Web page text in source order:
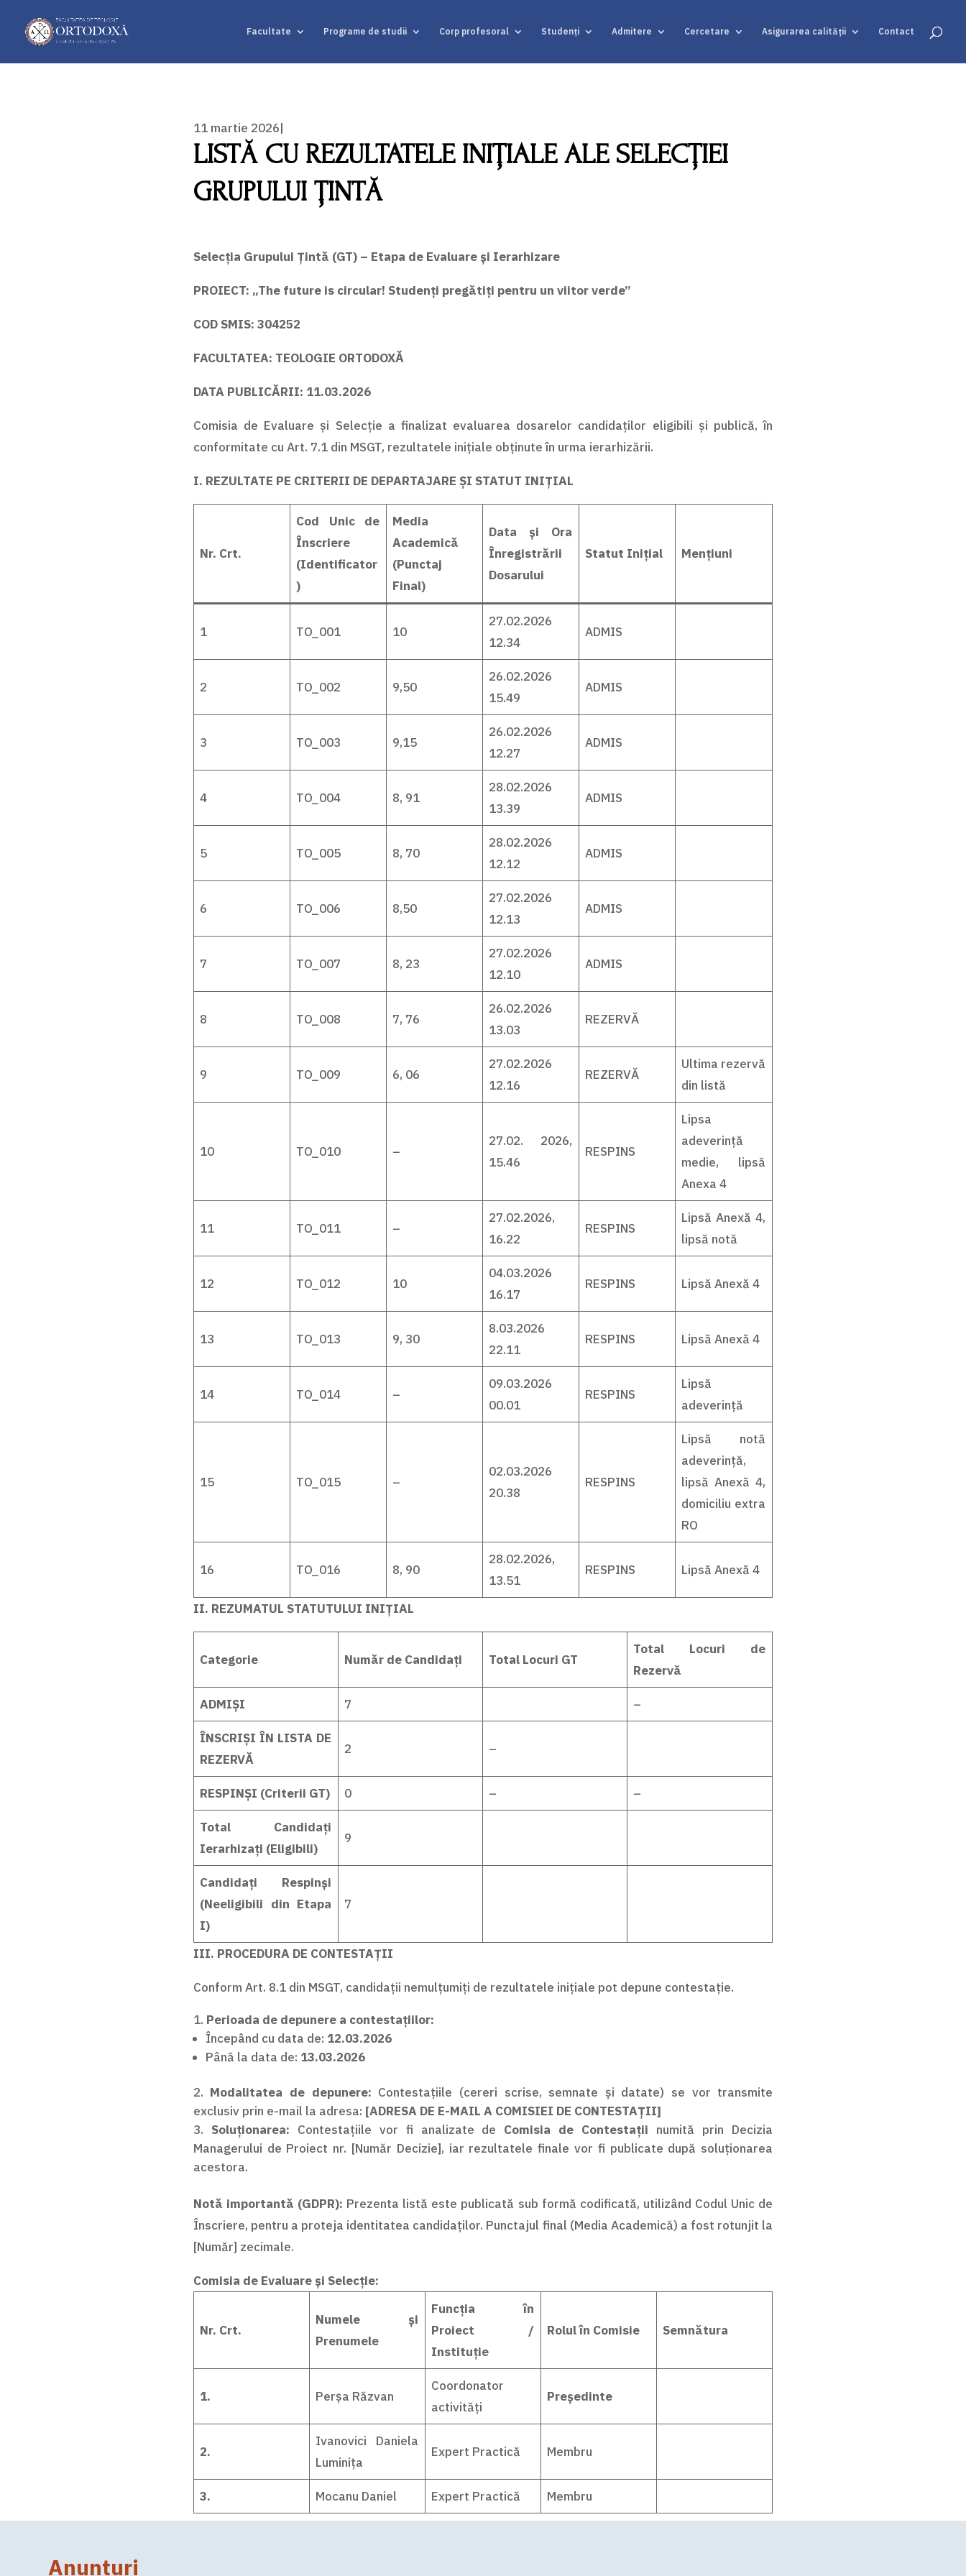
Facultate Programe de studii Corp profesoral Studenți Admitere Cercetare Asigurarea calității Contact
11 martie 2026|
LISTĂ CU REZULTATELE INIȚIALE ALE SELECȚIEI
GRUPULUI ȚINTĂ
Selecția Grupului Țintă (GT) – Etapa de Evaluare și Ierarhizare
PROIECT: „The future is circular! Studenți pregătiți pentru un viitor verde”
COD SMIS: 304252
FACULTATEA: TEOLOGIE ORTODOXĂ
DATA PUBLICĂRII: 11.03.2026
Comisia de Evaluare și Selecție a finalizat evaluarea dosarelor candidaților eligibili și publică, în
conformitate cu Art. 7.1 din MSGT, rezultatele inițiale obținute în urma ierarhizării.
I. REZULTATE PE CRITERII DE DEPARTAJARE ȘI STATUT INIȚIAL
Nr. Crt.
Cod Unic de
Înscriere
(Identificator
)
Media
Academică
(Punctaj
Final)
Data și Ora
Înregistrării
Dosarului
Statut Inițial Mențiuni
1 TO_001 10
27.02.2026
12.34
ADMIS
2 TO_002 9,50
26.02.2026
15.49
ADMIS
3 TO_003 9,15
26.02.2026
12.27
ADMIS
4 TO_004 8, 91
28.02.2026
13.39
ADMIS
5 TO_005 8, 70
28.02.2026
12.12
ADMIS
6 TO_006 8,50
27.02.2026
12.13
ADMIS
7 TO_007 8, 23
27.02.2026
12.10
ADMIS
8 TO_008 7, 76
26.02.2026
13.03
REZERVĂ
9 TO_009 6, 06
27.02.2026
12.16
REZERVĂ
Ultima rezervă
din listă
10 TO_010 –
27.02. 2026,
15.46
RESPINS
Lipsa
adeverință
medie, lipsă
Anexa 4
11 TO_011 –
27.02.2026,
16.22
RESPINS
Lipsă Anexă 4,
lipsă notă
12 TO_012 10
04.03.2026
16.17
RESPINS Lipsă Anexă 4
13 TO_013 9, 30
8.03.2026
22.11
RESPINS Lipsă Anexă 4
14 TO_014 –
09.03.2026
00.01
RESPINS
Lipsă
adeverință
15 TO_015 –
02.03.2026
20.38
RESPINS
Lipsă notă
adeverință,
lipsă Anexă 4,
domiciliu extra
RO
16 TO_016 8, 90
28.02.2026,
13.51
RESPINS Lipsă Anexă 4
II. REZUMATUL STATUTULUI INIȚIAL
Categorie Număr de Candidați Total Locuri GT
Total Locuri de
Rezervă
ADMIȘI 7 –
ÎNSCRIȘI ÎN LISTA DE
REZERVĂ
2 –
RESPINȘI (Criterii GT) 0 – –
Total Candidați
Ierarhizați (Eligibili)
9
Candidați Respinși
(Neeligibili din Etapa
I)
7
III. PROCEDURA DE CONTESTAȚII
Conform Art. 8.1 din MSGT, candidații nemulțumiți de rezultatele inițiale pot depune contestație.
Perioada de depunere a contestațiilor:
Începând cu data de: 12.03.2026
Până la data de: 13.03.2026
Modalitatea de depunere: Contestațiile (cereri scrise, semnate și datate) se vor transmite
exclusiv prin e-mail la adresa: [ADRESA DE E-MAIL A COMISIEI DE CONTESTAȚII]
Soluționarea: Contestațiile vor fi analizate de Comisia de Contestații numită prin Decizia
Managerului de Proiect nr. [Număr Decizie], iar rezultatele finale vor fi publicate după soluționarea
acestora.
Notă importantă (GDPR): Prezenta listă este publicată sub formă codificată, utilizând Codul Unic de
Înscriere, pentru a proteja identitatea candidaților. Punctajul final (Media Academică) a fost rotunjit la
[Număr] zecimale.
Comisia de Evaluare și Selecție:
Nr. Crt.
Numele și
Prenumele
Funcția în
Proiect /
Instituție
Rolul în Comisie Semnătura
1. Perșa Răzvan
Coordonator
activități
Președinte
2.
Ivanovici Daniela
Luminița
Expert Practică Membru
3. Mocanu Daniel Expert Practică Membru
Anunțuri